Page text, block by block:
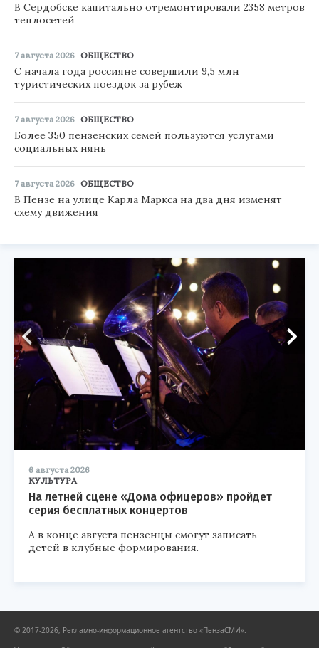
В Сердобске капитально отремонтировали 2358 метров
теплосетей
7 августа 2026 ОБЩЕСТВО
С начала года россияне совершили 9,5 млн
туристических поездок за рубеж
7 августа 2026 ОБЩЕСТВО
Более 350 пензенских семей пользуются услугами
социальных нянь
7 августа 2026 ОБЩЕСТВО
В Пензе на улице Карла Маркса на два дня изменят
схему движения
6 августа 2026
КУЛЬТУРА
На летней сцене «Дома офицеров» пройдет
серия бесплатных концертов
А в конце августа пензенцы смогут записать
детей в клубные формирования.
© 2017-2026, Рекламно-информационное агентство «ПензаСМИ».